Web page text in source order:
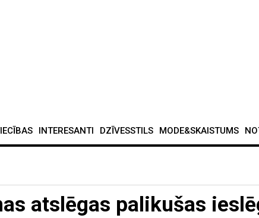
INTERESANTI DZĪVESSTILS MODE&SKAISTUMS
atslēgas palikušas